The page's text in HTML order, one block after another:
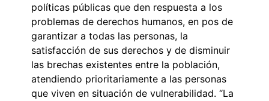
políticas públicas que den respuesta a los
problemas de derechos humanos, en pos de
garantizar a todas las personas, la
satisfacción de sus derechos y de disminuir
las brechas existentes entre la población,
atendiendo prioritariamente a las personas
que viven en situación de vulnerabilidad. “La